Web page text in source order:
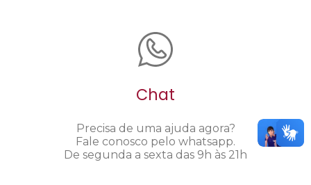
Chat
Precisa de uma ajuda agora?
Fale conosco pelo whatsapp.
De segunda a sexta das 9h às 21h